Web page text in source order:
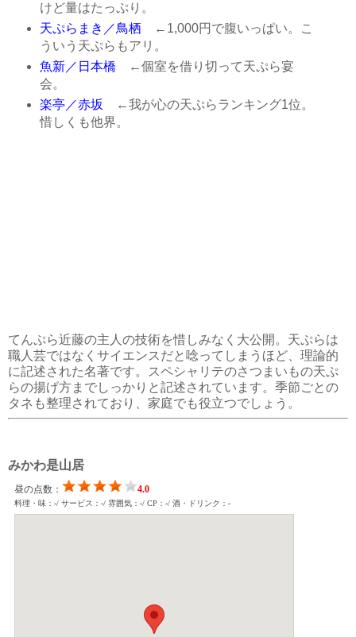
けど量はたっぷり。
天ぷらまき／鳥栖 ←1,000円で腹いっぱい。こ
ういう天ぷらもアリ。
魚新／日本橋 ←個室を借り切って天ぷら宴
会。
楽亭／赤坂 ←我が心の天ぷらランキング1位。
惜しくも他界。
てんぷら近藤の主人の技術を惜しみなく大公開。天ぷらは
職人芸ではなくサイエンスだと唸ってしまうほど、理論的
に記述された名著です。スペシャリテのさつまいもの天ぷ
らの揚げ方までしっかりと記述されています。季節ごとの
タネも整理されており、家庭でも役立つでしょう。
みかわ是山居